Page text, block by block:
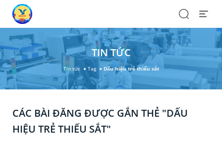
SearchOpen
TIN TỨC
Tin tức Tag Dấu hiệu trẻ thiếu sắt
CÁC BÀI ĐĂNG ĐƯỢC GẮN THẺ "DẤU
HIỆU TRẺ THIẾU SẮT"